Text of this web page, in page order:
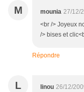
M mounia 27/12/
<br /> Joyeux
/> bises et
Répondre
L linou 26/12/